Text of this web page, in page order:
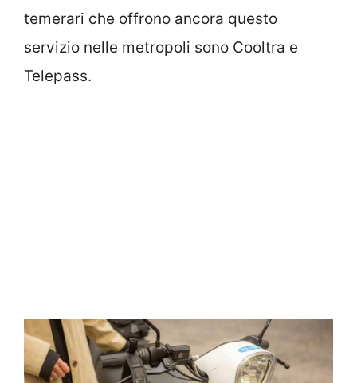
temerari che offrono ancora questo
servizio nelle metropoli sono Cooltra e
Telepass.